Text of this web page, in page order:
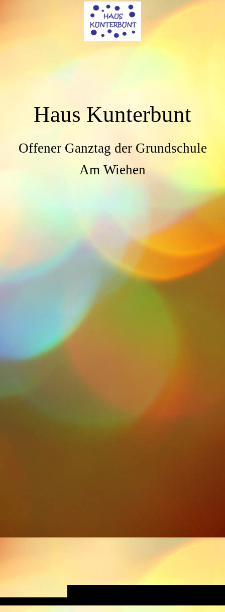
Haus Kunterbunt
Offener Ganztag der Grundschule
Am Wiehen